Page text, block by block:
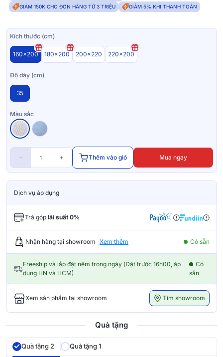
GIẢM 150K CHO ĐƠN HÀNG TỪ 3 TRIỆU
GIẢM 5% KHI THANH TOÁN
Kích thước (cm)
160x200 180x200 200x220 220x200
Độ dày (cm)
35
Màu sắc
− + Thêm vào giỏ Mua ngay
Dịch vụ áp dụng
Trả góp lãi suất 0%
Nhận hàng tại showroom Xem thêm Có sẵn
Freeship và lắp đặt nệm trong ngày (Đặt trước 16h00, áp
dụng HN và HCM)
Có
sẵn
Xem sản phẩm tại showroom Tìm showroom
Quà tặng
Quà tặng 2 Quà tặng 1